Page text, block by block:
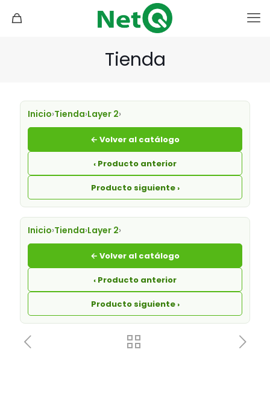
Tienda
Inicio›Tienda›Layer 2›
← Volver al catálogo
‹ Producto anterior
Producto siguiente ›
Inicio›Tienda›Layer 2›
← Volver al catálogo
‹ Producto anterior
Producto siguiente ›